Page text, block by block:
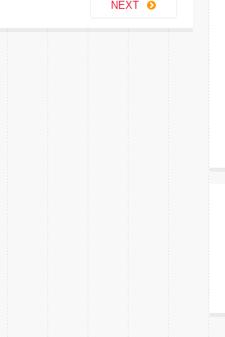
NEXT